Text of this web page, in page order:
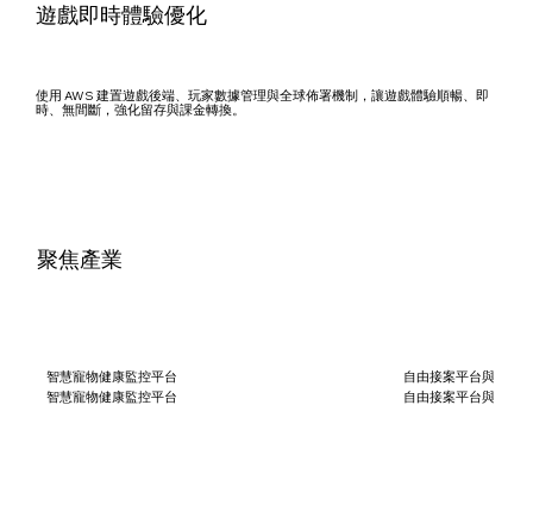
遊戲即時體驗優化
使用 AWS 建置遊戲後端、玩家數據管理與全球佈署機制，讓遊戲體驗順暢、即
時、無間斷，強化留存與課金轉換。
聚焦產業
智慧寵物健康監控平台
智慧寵物健康監控平台
自由接案平台與信譽
自由接案平台與信譽